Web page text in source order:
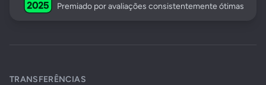
Premiado por avaliações consistentemente ótimas
TRANSFERÊNCIAS